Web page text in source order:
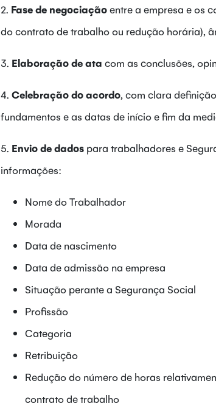
2. Fase de negociaçãoentre a empresa e os
do contrato de trabalho ou redução horária),
3. Elaboração de ata com as conclusões,
4. Celebração do acordo, com clara
fundamentos e as datas de início e fim da
5. Envio de dados para trabalhadores e
informações:
Nome do Trabalhador
Morada
Data de nascimento
Data de admissão na empresa
Situação perante a Segurança Social
Profissão
Categoria
Retribuição
Redução do número de horas
contrato de trabalho